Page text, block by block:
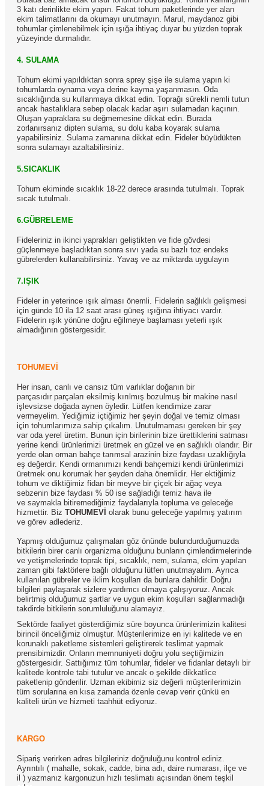
3 katı derinlikte ekim yapın. Fakat tohum paketlerinde yer alan
ekim talimatlarını da okumayı unutmayın. Marul, maydanoz gibi
tohumlar çimlenebilmek için ışığa ihtiyaç duyar bu yüzden toprak
yüzeyinde durmalıdır.
4. SULAMA
Tohum ekimi yapıldıktan sonra sprey şişe ile sulama yapın ki
tohumlarda oynama veya derine kayma yaşanmasın. Oda
sıcaklığında su kullanmaya dikkat edin. Toprağı sürekli nemli tutun
ancak hastalıklara sebep olacak kadar aşırı sulamadan kaçının.
Oluşan yapraklara su değmemesine dikkat edin. Burada
zorlanırsanız dipten sulama, su dolu kaba koyarak sulama
yapabilirsiniz. Sulama zamanına dikkat edin. Fideler büyüdükten
sonra sulamayı azaltabilirsiniz.
5.SICAKLIK
Tohum ekiminde sıcaklık 18-22 derece arasında tutulmalı. Toprak
sıcak tutulmalı.
6.GÜBRELEME
Fideleriniz in ikinci yaprakları geliştikten ve fide gövdesi
güçlenmeye başladıktan sonra sıvı yada su bazlı toz endeks
gübrelerden kullanabilirsiniz. Yavaş ve az miktarda uygulayın
7.IŞIK
Fideler in yeterince ışık alması önemli. Fidelerin sağlıklı gelişmesi
için günde 10 ila 12 saat arası güneş ışığına ihtiyacı vardır.
Fidelerin ışık yönüne doğru eğilmeye başlaması yeterli ışık
almadığının göstergesidir.
TOHUMEVİ
Her insan, canlı ve cansız tüm varlıklar doğanın bir
parçasıdır parçaları eksilmiş kırılmış bozulmuş bir makine nasıl
işlevsizse doğada aynen öyledir. Lütfen kendimize zarar
vermeyelim. Yediğimiz içtiğimiz her şeyin doğal ve temiz olması
için tohumlarımıza sahip çıkalım. Unutulmaması gereken bir şey
var oda yerel üretim. Bunun için birilerinin bize ürettiklerini satması
yerine kendi ürünlerimizi üretmek en güzel ve en sağlıklı olandır. Bir
yerde olan orman bahçe tarımsal arazinin bize faydası uzaklığıyla
eş değerdir. Kendi ormanımızı kendi bahçemizi kendi ürünlerimizi
üretmek onu korumak her şeyden daha önemlidir. Her ektiğimiz
tohum ve diktiğimiz fidan bir meyve bir çiçek bir ağaç veya
sebzenin bize faydası % 50 ise sağladığı temiz hava ile
ve saymakla bitiremediğimiz faydalarıyla topluma ve geleceğe
hizmettir. Biz TOHUMEVİ olarak bunu geleceğe yapılmış yatırım
ve görev adlederiz.
Yapmış olduğumuz çalışmaları göz önünde bulundurduğumuzda
bitkilerin birer canlı organizma olduğunu bunların çimlendirmelerinde
ve yetişmelerinde toprak tipi, sıcaklık, nem, sulama, ekim yapılan
zaman gibi faktörlere bağlı olduğunu lütfen unutmayalım. Ayrıca
kullanılan gübreler ve iklim koşulları da bunlara dahildir. Doğru
bilgileri paylaşarak sizlere yardımcı olmaya çalışıyoruz. Ancak
belirtmiş olduğumuz şartlar ve uygun ekim koşulları sağlanmadığı
takdirde bitkilerin sorumluluğunu alamayız.
Sektörde faaliyet gösterdiğimiz süre boyunca ürünlerimizin kalitesi
birincil önceliğimiz olmuştur. Müşterilerimize en iyi kalitede ve en
korunaklı paketleme sistemleri geliştirerek teslimat yapmak
prensibimizdir. Onların memnuniyeti doğru yolu seçtiğimizin
göstergesidir. Sattığımız tüm tohumlar, fideler ve fidanlar detaylı bir
kalitede kontrole tabi tutulur ve ancak o şekilde dikkatlice
paketlenip gönderilir. Uzman ekibimiz siz değerli müşterilerimizin
tüm sorularına en kısa zamanda özenle cevap verir çünkü en
kaliteli ürün ve hizmeti taahhüt ediyoruz.
KARGO
Sipariş verirken adres bilgileriniz doğruluğunu kontrol ediniz.
Ayrıntılı ( mahalle, sokak, cadde, bina adı, daire numarası, ilçe ve
il ) yazmanız kargonuzun hızlı teslimatı açısından önem teşkil